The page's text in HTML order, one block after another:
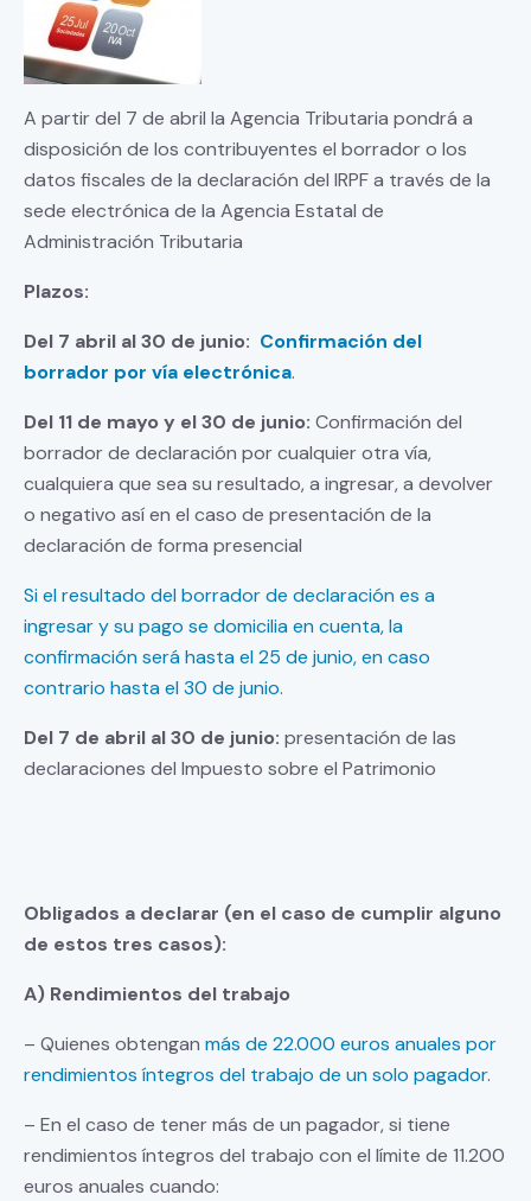
p
A partir del 7 de abril la Agencia Tributaria pondrá a
disposición de los contribuyentes el borrador o los
datos fiscales de la declaración del IRPF a través de la
sede electrónica de la Agencia Estatal de
Administración Tributaria
Plazos:
Del 7 abril al 30 de junio: Confirmación del
borrador por vía electrónica.
Del 11 de mayo y el 30 de junio: Confirmación del
borrador de declaración por cualquier otra vía,
cualquiera que sea su resultado, a ingresar, a devolver
o negativo así en el caso de presentación de la
declaración de forma presencial
Si el resultado del borrador de declaración es a
ingresar y su pago se domicilia en cuenta, la
confirmación será hasta el 25 de junio, en caso
contrario hasta el 30 de junio.
Del 7 de abril al 30 de junio: presentación de las
declaraciones del Impuesto sobre el Patrimonio
Obligados a declarar (en el caso de cumplir alguno
de estos tres casos):
A) Rendimientos del trabajo
– Quienes obtengan más de 22.000 euros anuales por
rendimientos íntegros del trabajo de un solo pagador.
– En el caso de tener más de un pagador, si tiene
rendimientos íntegros del trabajo con el límite de 11.200
euros anuales cuando: